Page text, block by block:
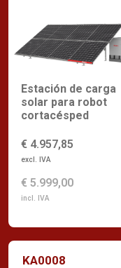
Estación de carga
solar para robot
cortacésped
€ 4.957,85
excl. IVA
€ 5.999,00
incl. IVA
KA0008